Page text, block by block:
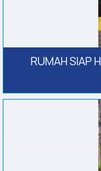
RUMAH SIAP